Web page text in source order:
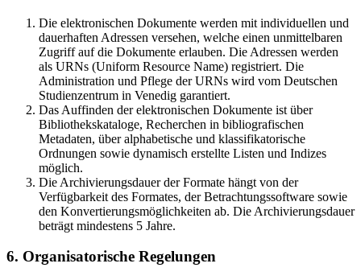
Die elektronischen Dokumente werden mit individuellen und
dauerhaften Adressen versehen, welche einen unmittelbaren
Zugriff auf die Dokumente erlauben. Die Adressen werden
als URNs (Uniform Resource Name) registriert. Die
Administration und Pflege der URNs wird vom Deutschen
Studienzentrum in Venedig garantiert.
Das Auffinden der elektronischen Dokumente ist über
Bibliothekskataloge, Recherchen in bibliografischen
Metadaten, über alphabetische und klassifikatorische
Ordnungen sowie dynamisch erstellte Listen und Indizes
möglich.
Die Archivierungsdauer der Formate hängt von der
Verfügbarkeit des Formates, der Betrachtungssoftware sowie
den Konvertierungsmöglichkeiten ab. Die Archivierungsdauer
beträgt mindestens 5 Jahre.
6. Organisatorische Regelungen